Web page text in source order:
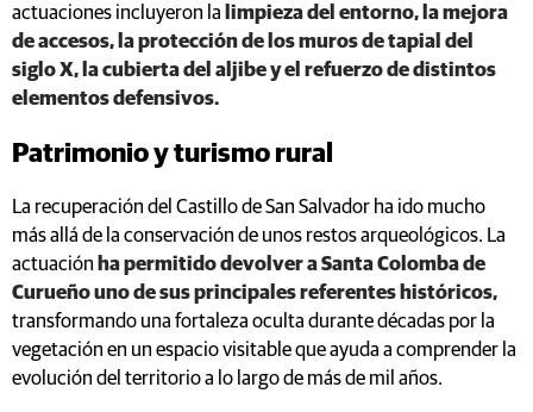
actuaciones incluyeron la limpieza del entorno, la mejora
de accesos, la protección de los muros de tapial del
siglo X, la cubierta del aljibe y el refuerzo de distintos
elementos defensivos.
Patrimonio y turismo rural
La recuperación del Castillo de San Salvador ha ido mucho
más allá de la conservación de unos restos arqueológicos. La
actuación ha permitido devolver a Santa Colomba de
Curueño uno de sus principales referentes históricos,
transformando una fortaleza oculta durante décadas por la
vegetación en un espacio visitable que ayuda a comprender la
evolución del territorio a lo largo de más de mil años.